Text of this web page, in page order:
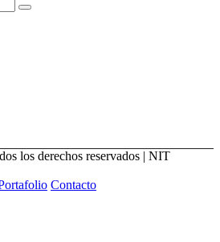
los derechos reservados | NIT
Contacto